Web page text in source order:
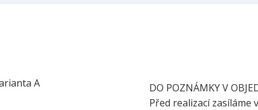
DO POZNÁMKY V
Před realizací zasíláme